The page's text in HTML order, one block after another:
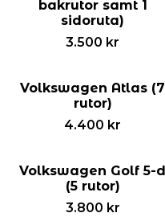
bakrutor samt 1
sidoruta)
3.500 kr
Volkswagen Atlas (7
rutor)
4.400 kr
Volkswagen Golf 5-d
(5 rutor)
3.800 kr